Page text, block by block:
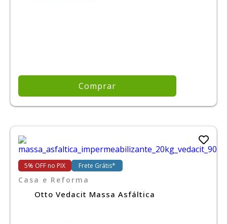
Comprar
5% OFF no PIX Frete Grátis*
Casa e Reforma
Otto Vedacit Massa Asfáltica